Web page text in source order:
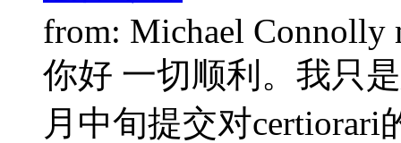
from: Michael Connolly
你好 一切顺利。我只
月中旬提交对